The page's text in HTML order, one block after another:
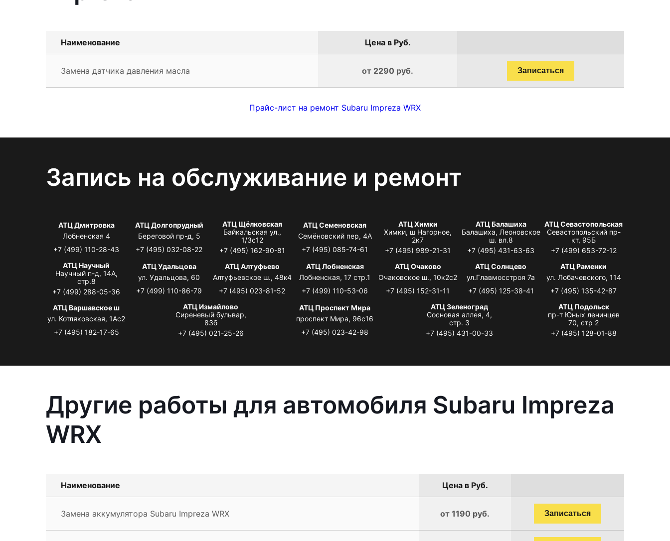
Наименование Цена в Руб.
Замена датчика давления масла от 2290 руб. Записаться
Прайс-лист на ремонт Subaru Impreza WRX
Запись на обслуживание и ремонт
АТЦ Дмитровка
Лобненская 4
+7 (499) 110-28-43
АТЦ Долгопрудный
Береговой пр-д, 5
+7 (495) 032-08-22
АТЦ Щёлковская
Байкальская ул.,
1/3с12
+7 (495) 162-90-81
АТЦ Семеновская
Семёновский пер, 4А
+7 (495) 085-74-61
АТЦ Химки
Химки, ш Нагорное,
2к7
+7 (495) 989-21-31
АТЦ Балашиха
Балашиха, Леоновское
ш. вл.8
+7 (495) 431-63-63
АТЦ Севастопольская
Севастопольский пр-
кт, 95Б
+7 (499) 653-72-12
АТЦ Научный
Научный п-д, 14А,
стр.8
+7 (499) 288-05-36
АТЦ Удальцова
ул. Удальцова, 60
+7 (499) 110-86-79
АТЦ Алтуфьево
Алтуфьевское ш., 48к4
+7 (495) 023-81-52
АТЦ Лобненская
Лобненская, 17 стр.1
+7 (499) 110-53-06
АТЦ Очаково
Очаковское ш., 10к2с2
+7 (495) 152-31-11
АТЦ Солнцево
ул.Главмосстроя 7а
+7 (495) 125-38-41
АТЦ Раменки
ул. Лобачевского, 114
+7 (495) 135-42-87
АТЦ Варшавское ш
ул. Котляковская, 1Ас2
+7 (495) 182-17-65
АТЦ Измайлово
Сиреневый бульвар,
83б
+7 (495) 021-25-26
АТЦ Проспект Мира
проспект Мира, 96с16
+7 (495) 023-42-98
АТЦ Зеленоград
Сосновая аллея, 4,
стр. 3
+7 (495) 431-00-33
АТЦ Подольск
пр-т Юных ленинцев
70, стр 2
+7 (495) 128-01-88
Другие работы для автомобиля Subaru Impreza
WRX
Наименование Цена в Руб.
Замена аккумулятора Subaru Impreza WRX от 1190 руб. Записаться